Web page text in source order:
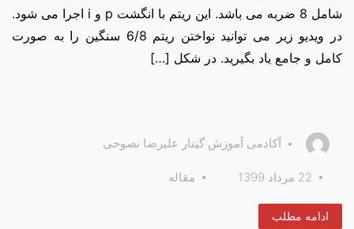
شامل 8 ضربه می باشد. این ریتم با انگشت p و i اجرا می شود.
در ویدیو زیر می توانید نواختن ریتم 6/8 سنگین را به صورت
کامل و جامع یاد بگیرید. در شکل […]
آکادمی آموزش گیتار علیرضا نصوحی
22 مرداد 1399 مقاله
ادامه مطلب